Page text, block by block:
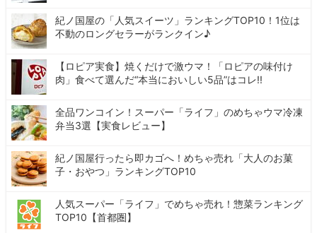
紀ノ国屋の「人気スイーツ」ランキングTOP10！1位は
不動のロングセラーがランクイン♪
【ロピア実食】焼くだけで激ウマ！「ロピアの味付け
肉」食べて選んだ“本当においしい5品”はコレ!!
全品ワンコイン！スーパー「ライフ」のめちゃウマ冷凍
弁当3選【実食レビュー】
紀ノ国屋行ったら即カゴへ！めちゃ売れ「大人のお菓
子・おやつ」ランキングTOP10
人気スーパー「ライフ」でめちゃ売れ！惣菜ランキング
TOP10【首都圏】